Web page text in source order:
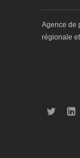
Agence de
régionale